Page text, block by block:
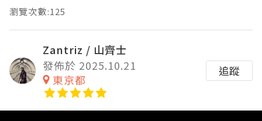
瀏覽次數:125
Zantriz / 山齊士
發佈於 2025.10.21
東京都
追蹤